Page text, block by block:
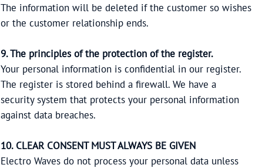
The information will be deleted if the customer so wishes
or the customer relationship ends.
9. The principles of the protection of the register.
Your personal information is confidential in our register.
The register is stored behind a firewall. We have a
security system that protects your personal information
against data breaches.
10. CLEAR CONSENT MUST ALWAYS BE GIVEN
Electro Waves do not process your personal data unless